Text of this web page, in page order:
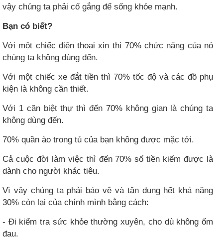
vậy chúng ta phải cố gắng để sống khỏe mạnh.
Bạn có biết?
Với một chiếc điện thoại xịn thì 70% chức năng của nó
chúng ta không dùng đến.
Với một chiếc xe đắt tiền thì 70% tốc độ và các đồ phụ
kiện là không cần thiết.
Với 1 căn biệt thự thì đến 70% không gian là chúng ta
không dùng đến.
70% quần ào trong tủ của bạn không được mặc tới.
Cả cuộc đời làm việc thì đến 70% số tiền kiếm được là
dành cho người khác tiêu.
Vì vậy chúng ta phải bảo vệ và tận dụng hết khả năng
30% còn lại của chính mình bằng cách:
- Đi kiểm tra sức khỏe thường xuyên, cho dù không ốm
đau.